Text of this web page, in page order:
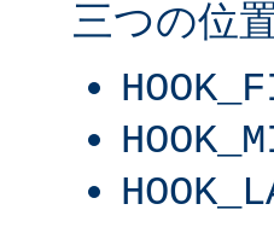
三つの位